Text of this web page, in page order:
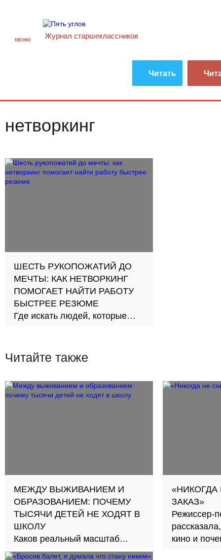
МЕНЮ Журнал старшекласcников
Читать
нетворкинг
ШЕСТЬ РУКОПОЖАТИЙ ДО
МЕЧТЫ: КАК НЕТВОРКИНГ
ПОМОГАЕТ НАЙТИ РАБОТУ
БЫСТРЕЕ РЕЗЮМЕ
Где искать людей, которые
Читайте также
МЕЖДУ ВЫЖИВАНИЕМ И
ОБРАЗОВАНИЕМ: ПОЧЕМУ
ТЫСЯЧИ ДЕТЕЙ НЕ ХОДЯТ В
ШКОЛУ
Каков реальный масштаб
проблемы и как её решить?
ЗАКАЗ»
Режиссер-
кино и